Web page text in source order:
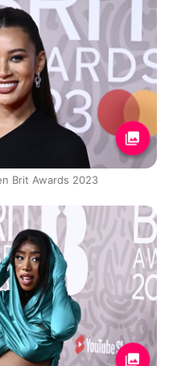
Brit Awards 2023